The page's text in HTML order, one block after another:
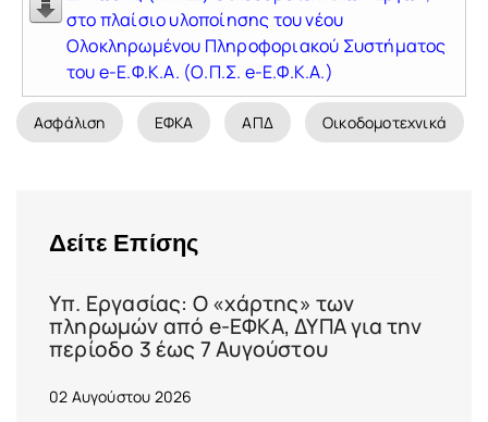
στο πλαίσιο υλοποίησης του νέου
Ολοκληρωμένου Πληροφοριακού Συστήματος
του e-Ε.Φ.Κ.Α. (Ο.Π.Σ. e-Ε.Φ.Κ.Α.)
Ασφάλιση ΕΦΚΑ ΑΠΔ Οικοδομοτεχνικά
Δείτε Επίσης
Υπ. Εργασίας: Ο «χάρτης» των
πληρωμών από e-ΕΦΚΑ, ΔΥΠΑ για την
περίοδο 3 έως 7 Αυγούστου
02 Αυγούστου 2026